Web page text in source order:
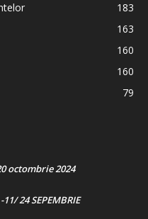
183
163
160
160
79
octombrie 2024
24 SEPEMBRIE